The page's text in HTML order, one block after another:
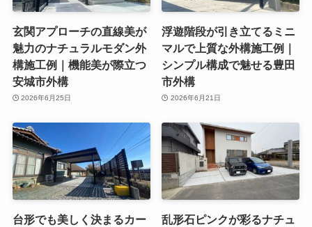
玄関アプローチの直線美が
魅力のナチュラルモダン外
構施工例｜機能美が際立つ
安城市外構
2026年6月25日
浮遊階段が引き立てるミニ
マルで上質な外構施工例｜
シンプル構成で魅せる豊田
市外構
2026年6月21日
台形でも美しく決まるカー
乱形石ピンクが彩るナチュ